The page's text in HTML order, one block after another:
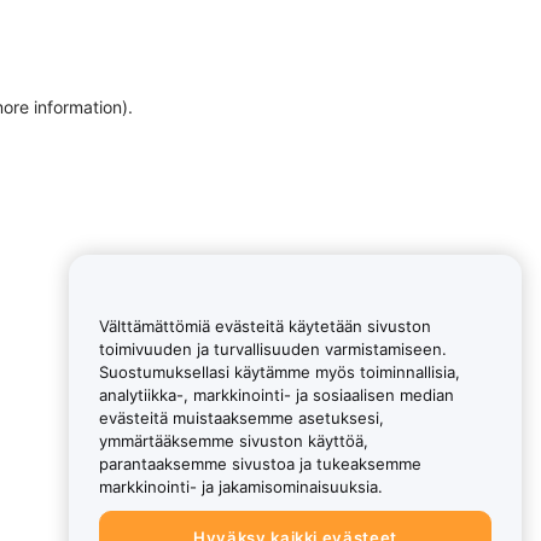
information).
Välttämättömiä evästeitä käytetään sivuston
toimivuuden ja turvallisuuden varmistamiseen.
Suostumuksellasi käytämme myös toiminnallisia,
analytiikka-, markkinointi- ja sosiaalisen median
evästeitä muistaaksemme asetuksesi,
ymmärtääksemme sivuston käyttöä,
parantaaksemme sivustoa ja tukeaksemme
markkinointi- ja jakamisominaisuuksia.